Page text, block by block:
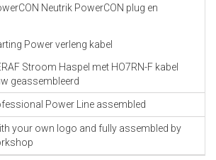
Neutrik PowerCON plug en
Power verleng kabel
Stroom Haspel met HO7RN-F kabel
geassembleerd
Power Line assembled
your own logo and fully assembled by